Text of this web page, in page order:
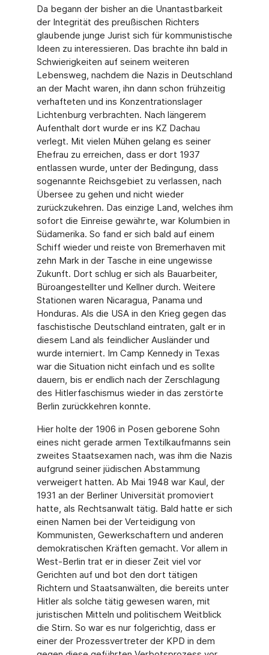
Da begann der bisher an die Unantastbarkeit
der Integrität des preußischen Richters
glaubende junge Jurist sich für kommunistische
Ideen zu interessieren. Das brachte ihn bald in
Schwierigkeiten auf seinem weiteren
Lebensweg, nachdem die Nazis in Deutschland
an der Macht waren, ihn dann schon frühzeitig
verhafteten und ins Konzentrationslager
Lichtenburg verbrachten. Nach längerem
Aufenthalt dort wurde er ins KZ Dachau
verlegt. Mit vielen Mühen gelang es seiner
Ehefrau zu erreichen, dass er dort 1937
entlassen wurde, unter der Bedingung, dass
sogenannte Reichsgebiet zu verlassen, nach
Übersee zu gehen und nicht wieder
zurückzukehren. Das einzige Land, welches ihm
sofort die Einreise gewährte, war Kolumbien in
Südamerika. So fand er sich bald auf einem
Schiff wieder und reiste von Bremerhaven mit
zehn Mark in der Tasche in eine ungewisse
Zukunft. Dort schlug er sich als Bauarbeiter,
Büroangestellter und Kellner durch. Weitere
Stationen waren Nicaragua, Panama und
Honduras. Als die USA in den Krieg gegen das
faschistische Deutschland eintraten, galt er in
diesem Land als feindlicher Ausländer und
wurde interniert. Im Camp Kennedy in Texas
war die Situation nicht einfach und es sollte
dauern, bis er endlich nach der Zerschlagung
des Hitlerfaschismus wieder in das zerstörte
Berlin zurückkehren konnte.
Hier holte der 1906 in Posen geborene Sohn
eines nicht gerade armen Textilkaufmanns sein
zweites Staatsexamen nach, was ihm die Nazis
aufgrund seiner jüdischen Abstammung
verweigert hatten. Ab Mai 1948 war Kaul, der
1931 an der Berliner Universität promoviert
hatte, als Rechtsanwalt tätig. Bald hatte er sich
einen Namen bei der Verteidigung von
Kommunisten, Gewerkschaftern und anderen
demokratischen Kräften gemacht. Vor allem in
West-Berlin trat er in dieser Zeit viel vor
Gerichten auf und bot den dort tätigen
Richtern und Staatsanwälten, die bereits unter
Hitler als solche tätig gewesen waren, mit
juristischen Mitteln und politischem Weitblick
die Stirn. So war es nur folgerichtig, dass er
einer der Prozessvertreter der KPD in dem